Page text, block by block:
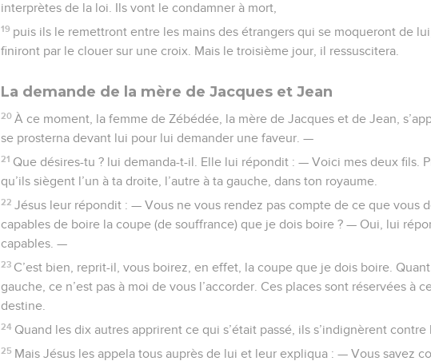
interprètes de la loi. Ils vont le condamner à mort,
19 puis ils le remettront entre les mains des étrangers qui se moqueront de
finiront par le clouer sur une croix. Mais le troisième jour, il ressuscitera.
La demande de la mère de Jacques et Jean
20 À ce moment, la femme de Zébédée, la mère de Jacques et de Jean,
se prosterna devant lui pour lui demander une faveur. —
21 Que désires-tu ? lui demanda-t-il. Elle lui répondit : — Voici mes deux fils.
qu’ils siègent l’un à ta droite, l’autre à ta gauche, dans ton royaume.
22 Jésus leur répondit : — Vous ne vous rendez pas compte de ce que vous
capables de boire la coupe (de souffrance) que je dois boire ? — Oui, lui
capables. —
23 C’est bien, reprit-il, vous boirez, en effet, la coupe que je dois boire.
gauche, ce n’est pas à moi de vous l’accorder. Ces places sont réservées à
destine.
24 Quand les dix autres apprirent ce qui s’était passé, ils s’indignèrent contre
25 Mais Jésus les appela tous auprès de lui et leur expliqua : — Vous savez